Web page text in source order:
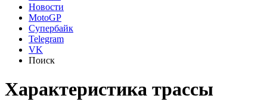
Новости
MotoGP
Супербайк
Telegram
VK
Поиск
Характеристика трассы